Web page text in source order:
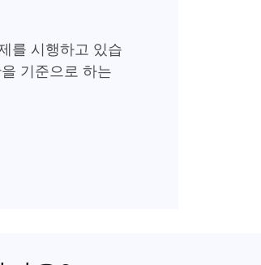
를 시행하고 있습
기준으로 하는